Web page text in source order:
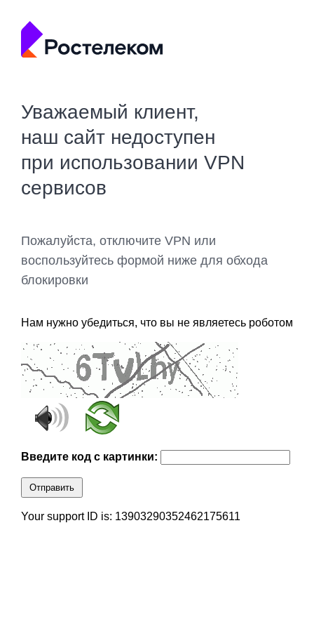
Уважаемый клиент,
наш сайт недоступен
при использовании VPN
сервисов
Пожалуйста, отключите VPN или
воспользуйтесь формой ниже для обхода
блокировки
Нам нужно убедиться, что вы не являетесь роботом
Введите код с картинки:
Отправить
Your support ID is: 13903290352462175611